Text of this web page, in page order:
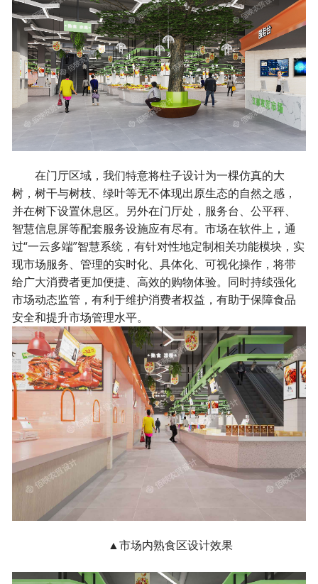
在门厅区域，我们特意将柱子设计为一棵仿真的大
树，树干与树枝、绿叶等无不体现出原生态的自然之感，
并在树下设置休息区。另外在门厅处，服务台、公平秤、
智慧信息屏等配套服务设施应有尽有。市场在软件上，通
过“一云多端”智慧系统，有针对性地定制相关功能模块，实
现市场服务、管理的实时化、具体化、可视化操作，将带
给广大消费者更加便捷、高效的购物体验。同时持续强化
市场动态监管，有利于维护消费者权益，有助于保障食品
安全和提升市场管理水平。
▲市场内熟食区设计效果